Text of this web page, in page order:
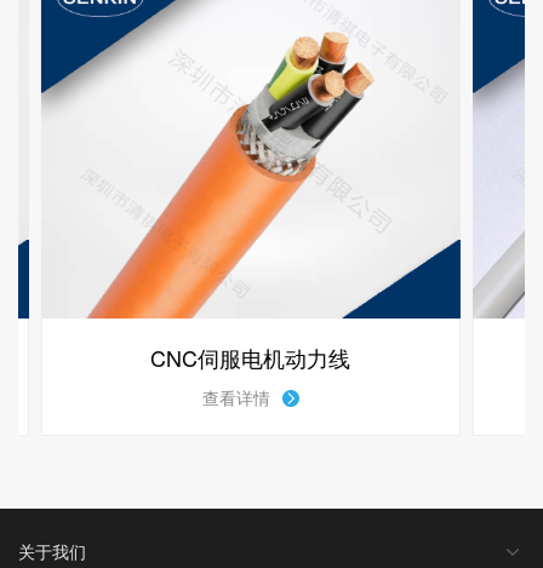
CNC伺服电机动力线
查看详情
关于我们